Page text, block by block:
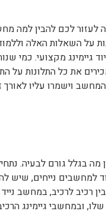
לכם להבין למה
על השאלות האלה
גיימינג מקצועי. כמי
את כל התלונות על
וישמרו עליו לאורך
מה בגלל גורם לבעיה.
למחשבים נייחים, שיש
רכיב לרכיב, במחשב
ובמחשבי גיימינג